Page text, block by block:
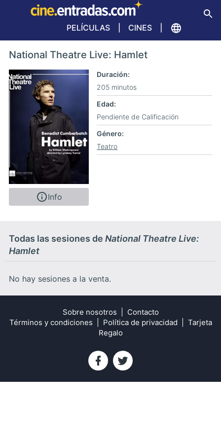
PELÍCULAS CINES
National Theatre Live: Hamlet
Info
Duración
205 minutos
Edad
Pendiente de Calificación
Género
Teatro
Todas las sesiones de National Theatre Live:
Hamlet
No hay sesiones a la venta.
Sobre nosotros
Contacto
Términos y condiciones
Política de privacidad
Tarjeta
Regalo